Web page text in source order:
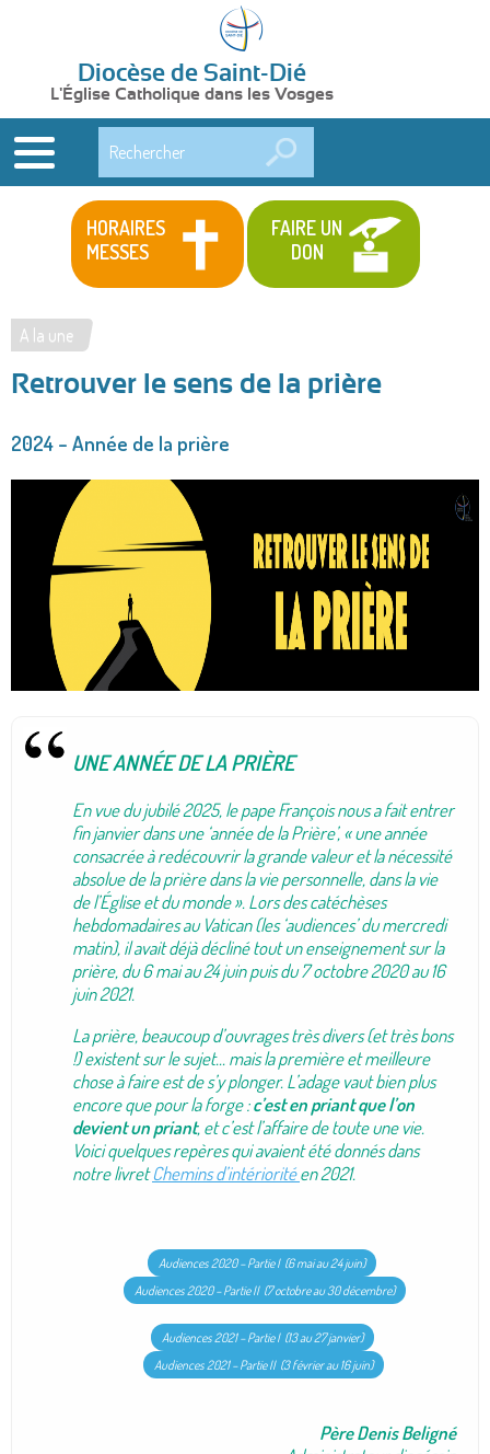
Diocèse de Saint-Dié
L'Église Catholique dans les Vosges
HORAIRES
MESSES
FAIRE UN
DON
Vous
êtes
ici
A la une
Retrouver le sens de la prière
2024 – Année de la prière
UNE ANNÉE DE LA PRIÈRE
En vue du jubilé 2025, le pape François nous a fait entrer
fin janvier dans une ‘année de la Prière’, « une année
consacrée à redécouvrir la grande valeur et la nécessité
absolue de la prière dans la vie personnelle, dans la vie
de l’Église et du monde ». Lors des catéchèses
hebdomadaires au Vatican (les ‘audiences’ du mercredi
matin), il avait déjà décliné tout un enseignement sur la
prière, du 6 mai au 24 juin puis du 7 octobre 2020 au 16
juin 2021.
La prière, beaucoup d’ouvrages très divers (et très bons
!) existent sur le sujet... mais la première et meilleure
chose à faire est de s’y plonger. L’adage vaut bien plus
encore que pour la forge :c’est en priant que l’on
devient un priant, et c’est l’affaire de toute une vie.
Voici quelques repères qui avaient été donnés dans
notre livretChemins d’intérioritéen 2021.
Audiences 2020 – Partie I (6 mai au 24 juin)
Audiences 2020 – Partie II (7 octobre au 30 décembre)
Audiences 2021 – Partie I (13 au 27 janvier)
Audiences 2021 – Partie II (3 février au 16 juin)
Père Denis Beligné